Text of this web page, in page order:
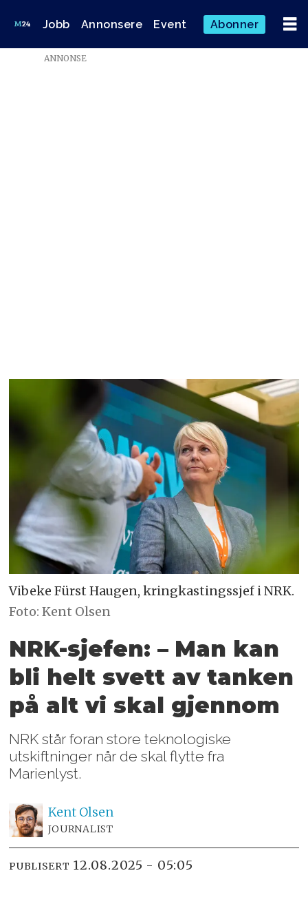
Jobb Annonsere Event Abonner
ANNONSE
Vibeke Fürst Haugen, kringkastingssjef i NRK.
Foto: Kent Olsen
NRK-sjefen: – Man kan
bli helt svett av tanken
på alt vi skal gjennom
NRK står foran store teknologiske
utskiftninger når de skal flytte fra
Marienlyst.
Kent Olsen
JOURNALIST
PUBLISERT 12.08.2025 - 05:05